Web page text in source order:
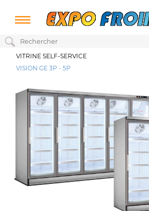
VITRINE SELF-SERVICE
VISION GE 3P - 5P